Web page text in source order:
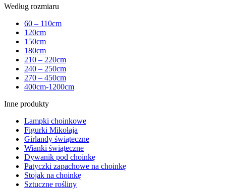
Według rozmiaru
60 – 110cm
120cm
150cm
180cm
210 – 220cm
240 – 250cm
270 – 450cm
400cm-1200cm
Inne produkty
Lampki choinkowe
Figurki Mikołaja
Girlandy świąteczne
Wianki świąteczne
Dywanik pod choinkę
Patyczki zapachowe na choinkę
Stojak na choinkę
Sztuczne rośliny